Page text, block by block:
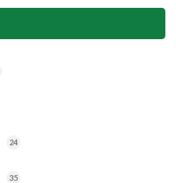
24
35